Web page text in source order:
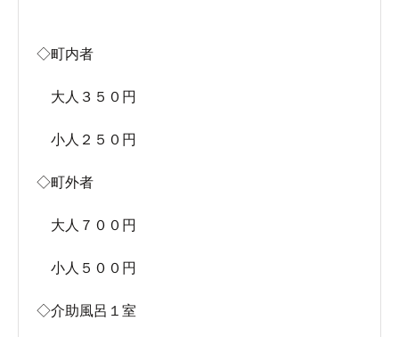
確かに近隣の七釜温泉と比較すると、どうしても
やかな温泉風情を感じる事が出来ました。
◇町内者
大人３５０円
小人２５０円
◇町外者
大人７００円
小人５００円
◇介助風呂１室